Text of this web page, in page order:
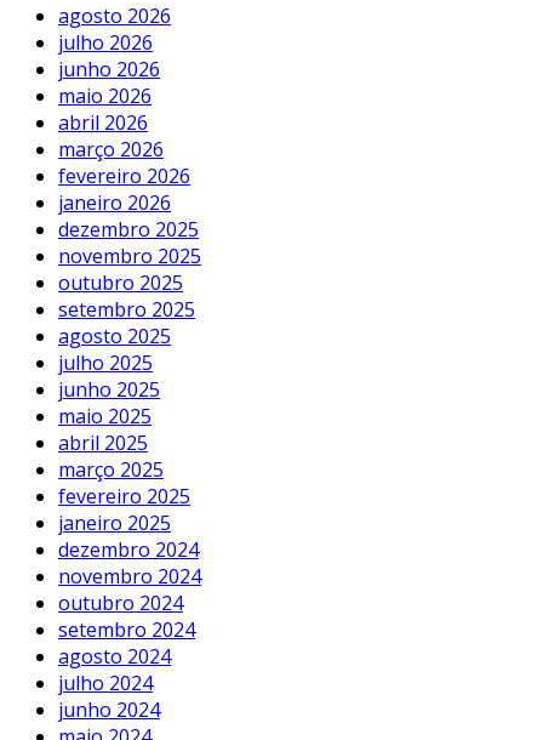
agosto 2026
julho 2026
junho 2026
maio 2026
abril 2026
março 2026
fevereiro 2026
janeiro 2026
dezembro 2025
novembro 2025
outubro 2025
setembro 2025
agosto 2025
julho 2025
junho 2025
maio 2025
abril 2025
março 2025
fevereiro 2025
janeiro 2025
dezembro 2024
novembro 2024
outubro 2024
setembro 2024
agosto 2024
julho 2024
junho 2024